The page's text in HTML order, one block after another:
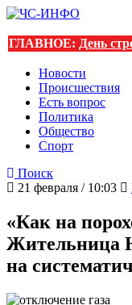
ГЛАВНОЕ: День
Новости
Происшествия
Есть вопрос
Политика
Общество
Спорт
Поиск
21 февраля / 10:03
«Как на
Жительница
на